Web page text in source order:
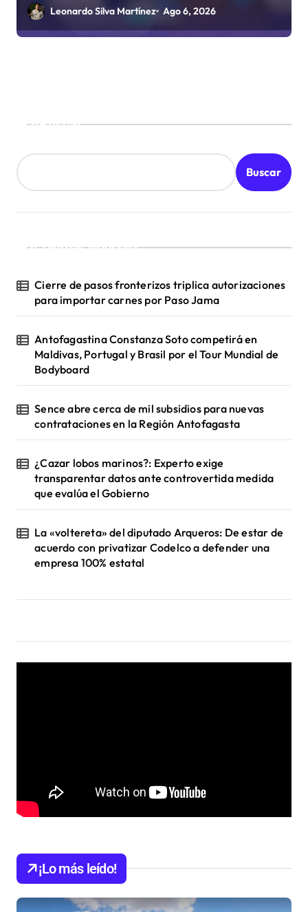
Antofagasta
Leonardo Silva Martínez Ago 6, 2026
Buscar
Buscar
¡Ultimas Noticias!
Cierre de pasos fronterizos triplica autorizaciones
para importar carnes por Paso Jama
Antofagastina Constanza Soto competirá en
Maldivas, Portugal y Brasil por el Tour Mundial de
Bodyboard
Sence abre cerca de mil subsidios para nuevas
contrataciones en la Región Antofagasta
¿Cazar lobos marinos?: Experto exige
transparentar datos ante controvertida medida
que evalúa el Gobierno
La «voltereta» del diputado Arqueros: De estar de
acuerdo con privatizar Codelco a defender una
empresa 100% estatal
¡Lo más leído!